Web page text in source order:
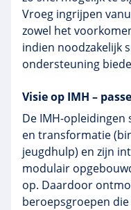
Vroeg ingrijpen
zowel het
indien noodzakelijk
ondersteuning
Visie op IMH –
De IMH-
en transformatie
jeugdhulp) en zijn
modulair
op. Daardoor
beroepsgroepen